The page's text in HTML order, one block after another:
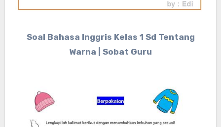
Soal Bahasa Inggris Kelas 1 Sd Tentang
Warna | Sobat Guru